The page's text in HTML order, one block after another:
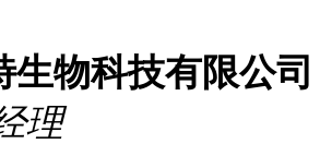
生物科技有限公司
理